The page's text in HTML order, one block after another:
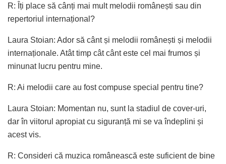
R: Îți place să cânți mai mult melodii românești sau din
repertoriul internațional?
Laura Stoian: Ador să cânt și melodii românești și melodii
internaționale. Atât timp cât cânt este cel mai frumos și
minunat lucru pentru mine.
R: Ai melodii care au fost compuse special pentru tine?
Laura Stoian: Momentan nu, sunt la stadiul de cover-uri,
dar în viitorul apropiat cu siguranță mi se va îndeplini și
acest vis.
R: Consideri că muzica românească este suficient de bine